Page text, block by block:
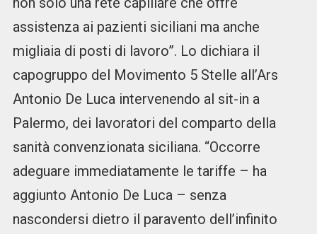
assistenza ai pazienti siciliani ma anche
migliaia di posti di lavoro”. Lo dichiara il
capogruppo del Movimento 5 Stelle all’Ars
Antonio De Luca intervenendo al sit-in a
Palermo, dei lavoratori del comparto della
sanità convenzionata siciliana. “Occorre
adeguare immediatamente le tariffe – ha
aggiunto Antonio De Luca – senza
nascondersi dietro il paravento dell’infinito